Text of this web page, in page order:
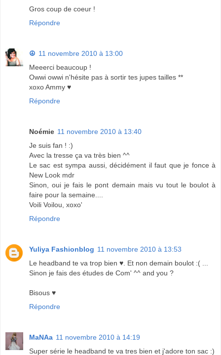
Gros coup de coeur !
Répondre
☮ 11 novembre 2010 à 13:00
Meeerci beaucoup !
Owwi owwi n'hésite pas à sortir tes jupes tailles **
xoxo Ammy ♥
Répondre
Noémie 11 novembre 2010 à 13:40
Je suis fan ! :)
Avec la tresse ça va très bien ^^
Le sac est sympa aussi, décidément il faut que je fonce à
New Look mdr
Sinon, oui je fais le pont demain mais vu tout le boulot à
faire pour la semaine....
Voili Voilou, xoxo'
Répondre
Yuliya Fashionblog 11 novembre 2010 à 13:53
Le headband te va trop bien ♥. Et non demain boulot :( ...
Sinon je fais des études de Com' ^^ and you ?
Bisous ♥
Répondre
MaNAa 11 novembre 2010 à 14:19
Super série le headband te va tres bien et j'adore ton sac :)